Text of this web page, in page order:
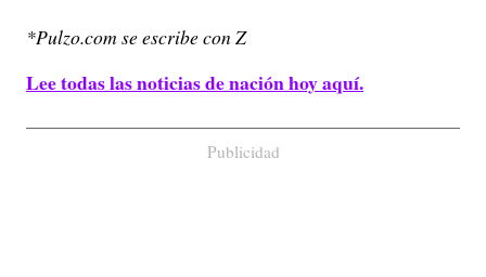
*Pulzo.com se escribe con Z
Lee todas las noticias de nación hoy aquí.
Publicidad